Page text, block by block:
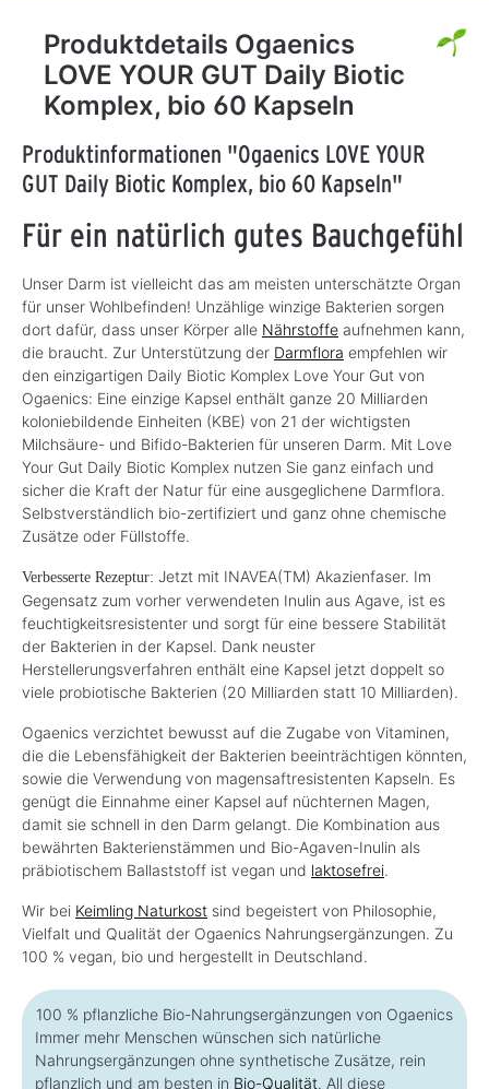
Produktdetails Ogaenics
LOVE YOUR GUT Daily Biotic
Komplex, bio 60 Kapseln
Produktinformationen "Ogaenics LOVE YOUR
GUT Daily Biotic Komplex, bio 60 Kapseln"
Für ein natürlich gutes Bauchgefühl
Unser Darm ist vielleicht das am meisten unterschätzte Organ
für unser Wohlbefinden! Unzählige winzige Bakterien sorgen
dort dafür, dass unser Körper alle Nährstoffe aufnehmen kann,
die braucht. Zur Unterstützung der Darmflora empfehlen wir
den einzigartigen Daily Biotic Komplex Love Your Gut von
Ogaenics: Eine einzige Kapsel enthält ganze 20 Milliarden
koloniebildende Einheiten (KBE) von 21 der wichtigsten
Milchsäure- und Bifido-Bakterien für unseren Darm. Mit Love
Your Gut Daily Biotic Komplex nutzen Sie ganz einfach und
sicher die Kraft der Natur für eine ausgeglichene Darmflora.
Selbstverständlich bio-zertifiziert und ganz ohne chemische
Zusätze oder Füllstoffe.
Verbesserte Rezeptur: Jetzt mit INAVEA(TM) Akazienfaser. Im
Gegensatz zum vorher verwendeten Inulin aus Agave, ist es
feuchtigkeitsresistenter und sorgt für eine bessere Stabilität
der Bakterien in der Kapsel. Dank neuster
Herstellerungsverfahren enthält eine Kapsel jetzt doppelt so
viele probiotische Bakterien (20 Milliarden statt 10 Milliarden).
Ogaenics verzichtet bewusst auf die Zugabe von Vitaminen,
die die Lebensfähigkeit der Bakterien beeinträchtigen könnten,
sowie die Verwendung von magensaftresistenten Kapseln. Es
genügt die Einnahme einer Kapsel auf nüchternen Magen,
damit sie schnell in den Darm gelangt. Die Kombination aus
bewährten Bakterienstämmen und Bio-Agaven-Inulin als
präbiotischem Ballaststoff ist vegan und laktosefrei.
Wir bei Keimling Naturkost sind begeistert von Philosophie,
Vielfalt und Qualität der Ogaenics Nahrungsergänzungen. Zu
100 % vegan, bio und hergestellt in Deutschland.
100 % pflanzliche Bio-Nahrungsergänzungen von Ogaenics
Immer mehr Menschen wünschen sich natürliche
Nahrungsergänzungen ohne synthetische Zusätze, rein
pflanzlich und am besten in Bio-Qualität. All diese